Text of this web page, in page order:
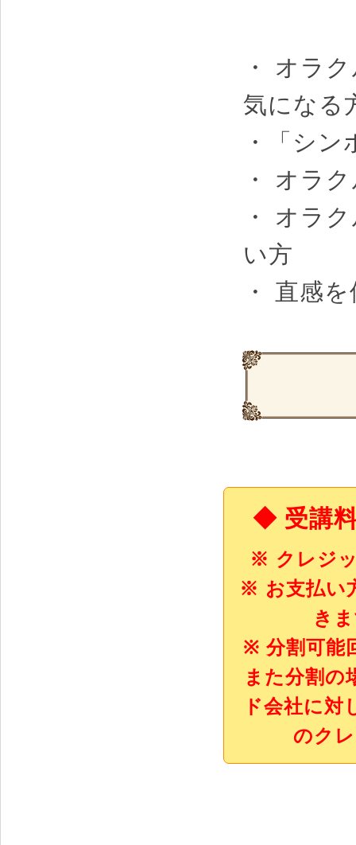
・ オラ
気になる
・「シ
・ オラ
・ オラ
い方
・ 直感
◆ 受講
※ クレジ
※ お支払い
き
※ 分割可能
また分割の
ド会社に
のク